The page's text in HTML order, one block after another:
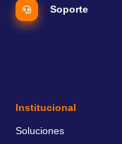
Soporte
Institucional
Soluciones